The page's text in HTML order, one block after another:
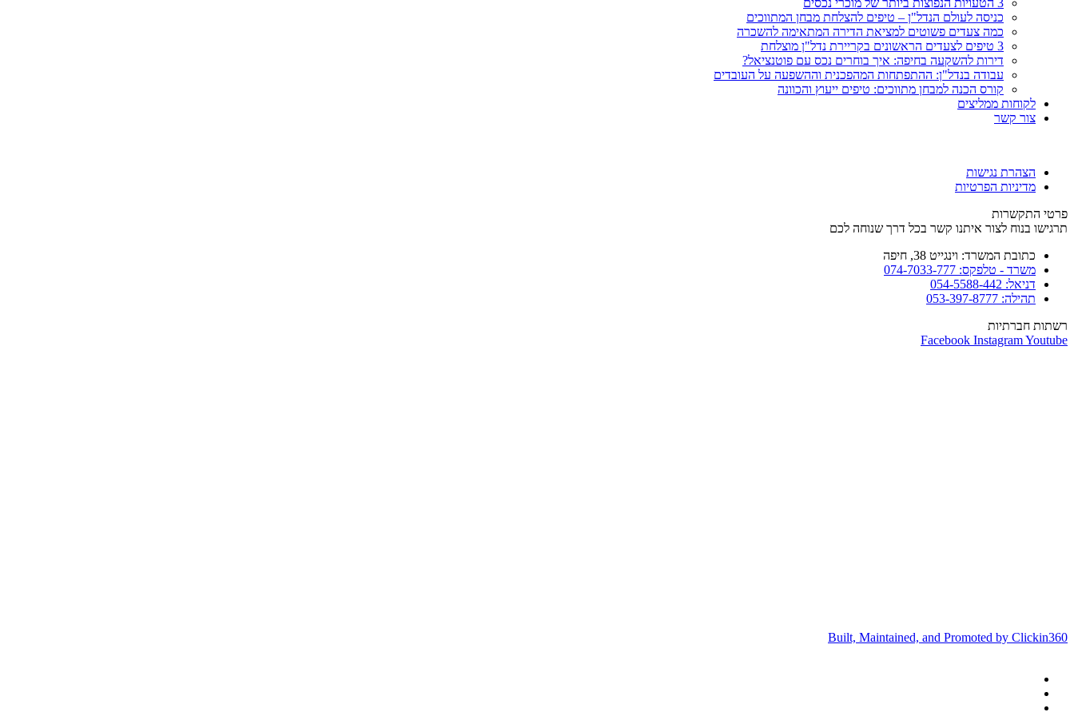
3 הטעויות הנפוצות ביותר של מוכרי נכסים
כניסה לעולם הנדל"ן – טיפים להצלחת מבחן המתווכים
כמה צעדים פשוטים למציאת הדירה המתאימה להשכרה
3 טיפים לצעדים הראשונים בקריירת נדל"ן מוצלחת
דירות להשקעה בחיפה: איך בוחרים נכס עם פוטנציאל?
עבודה בנדל"ן: ההתפתחות המהפכנית וההשפעה על העובדים
קורס הכנה למבחן מתווכים: טיפים ייעוץ והכוונה
לקוחות ממליצים
צור קשר
הצהרת נגישות
מדיניות הפרטיות
פרטי התקשרות
תרגישו בנוח לצור איתנו קשר בכל דרך שנוחה לכם
כתובת המשרד: וינגייט 38, חיפה
משרד - טלפקס: 074-7033-777
דניאל: 054-5588-442
תהילה: 053-397-8777
רשתות חברתיות
Facebook InstagramYoutube
Built, Maintained, and Promoted by Clickin360